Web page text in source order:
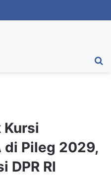
Kursi
di Pileg 2029,
DPR RI